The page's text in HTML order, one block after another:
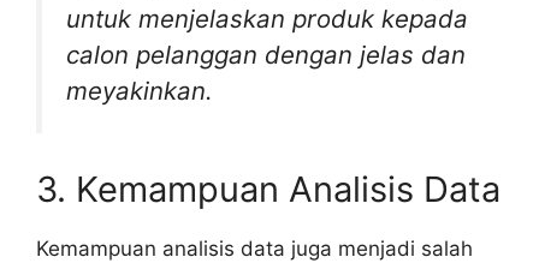
untuk menjelaskan produk kepada
calon pelanggan dengan jelas dan
meyakinkan.
3. Kemampuan Analisis Data
Kemampuan analisis data juga menjadi salah